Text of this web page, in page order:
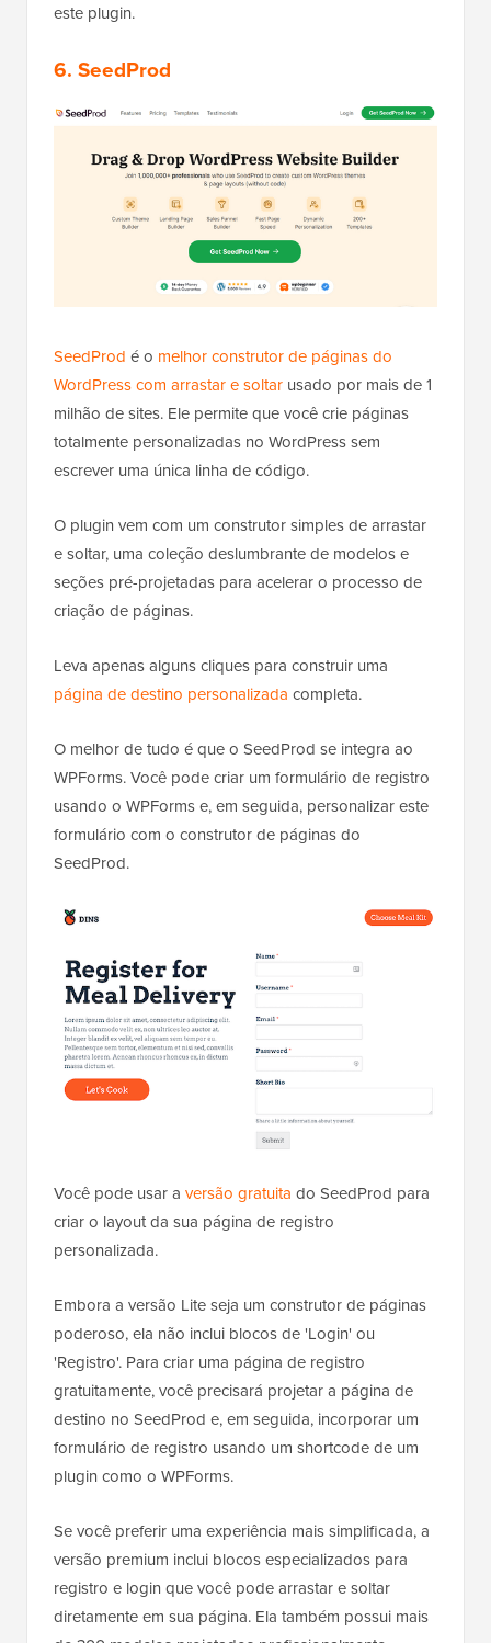
este plugin.
6. SeedProd
SeedProd é o melhor construtor de páginas do
WordPress com arrastar e soltar usado por mais de 1
milhão de sites. Ele permite que você crie páginas
totalmente personalizadas no WordPress sem
escrever uma única linha de código.
O plugin vem com um construtor simples de arrastar
e soltar, uma coleção deslumbrante de modelos e
seções pré-projetadas para acelerar o processo de
criação de páginas.
Leva apenas alguns cliques para construir uma
página de destino personalizada completa.
O melhor de tudo é que o SeedProd se integra ao
WPForms. Você pode criar um formulário de registro
usando o WPForms e, em seguida, personalizar este
formulário com o construtor de páginas do
SeedProd.
Você pode usar a versão gratuita do SeedProd para
criar o layout da sua página de registro
personalizada.
Embora a versão Lite seja um construtor de páginas
poderoso, ela não inclui blocos de 'Login' ou
'Registro'. Para criar uma página de registro
gratuitamente, você precisará projetar a página de
destino no SeedProd e, em seguida, incorporar um
formulário de registro usando um shortcode de um
plugin como o WPForms.
Se você preferir uma experiência mais simplificada, a
versão premium inclui blocos especializados para
registro e login que você pode arrastar e soltar
diretamente em sua página. Ela também possui mais